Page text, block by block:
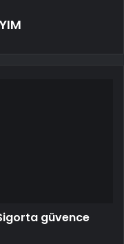
güvence